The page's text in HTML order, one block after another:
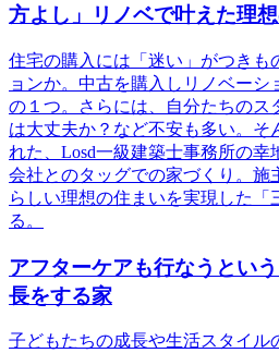
方よし」リノベで叶えた理
住宅の購入には「迷い」がつきも
ョンか。中古を購入しリノベーシ
の１つ。さらには、自分たちのス
は大丈夫か？など不安も多い。そ
れた、Losd一級建築士事務所の
会社とのタッグでの家づくり。施
らしい理想の住まいを実現した「
る。
アフターケアも行なうとい
長をする家
子どもたちの成長や生活スタイル